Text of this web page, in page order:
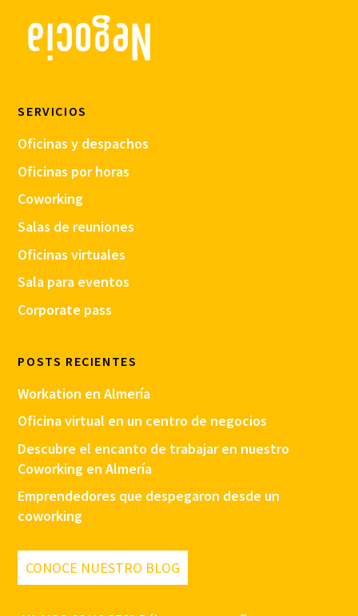
SERVICIOS
Oficinas y despachos
Oficinas por horas
Coworking
Salas de reuniones
Oficinas virtuales
Sala para eventos
Corporate pass
POSTS RECIENTES
Workation en Almería
Oficina virtual en un centro de negocios
Descubre el encanto de trabajar en nuestro
Coworking en Almería
Emprendedores que despegaron desde un
coworking
CONOCE NUESTRO BLOG